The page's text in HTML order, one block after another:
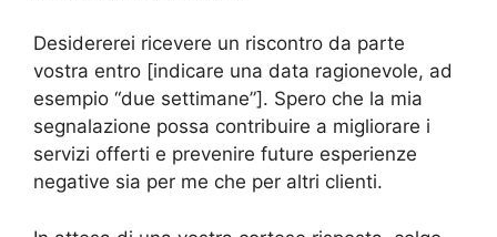
Desidererei ricevere un riscontro da parte
vostra entro [indicare una data ragionevole, ad
esempio “due settimane”]. Spero che la mia
segnalazione possa contribuire a migliorare i
servizi offerti e prevenire future esperienze
negative sia per me che per altri clienti.